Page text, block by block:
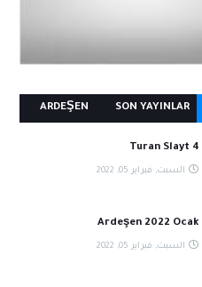
SON YAYINLAR
ARDEŞEN
Turan Slayt 4
السبت, فبراير 05, 2022
Ardeşen 2022 Ocak
السبت, فبراير 05, 2022